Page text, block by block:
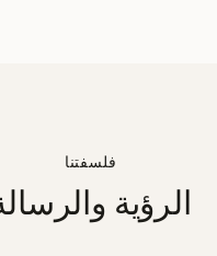
فلسفتنا
الرؤية